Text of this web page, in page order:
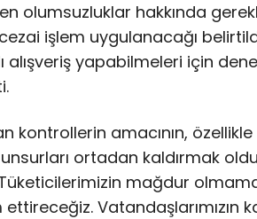
olumsuzluklar hakkında
işlem uygulanacağı
alışveriş yapabilmeleri için
kontrollerin amacının,
ortadan kaldırmak
mağdur
Vatandaşlarımızın